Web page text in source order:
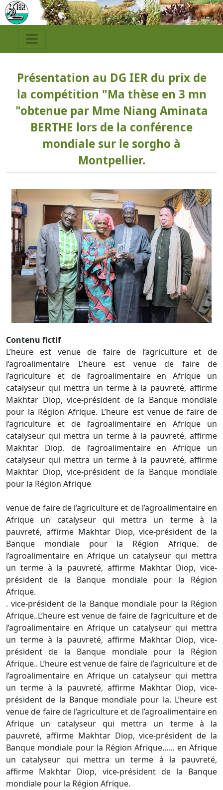
Présentation au DG IER du prix de
la compétition "Ma thèse en 3 mn
"obtenue par Mme Niang Aminata
BERTHE lors de la conférence
mondiale sur le sorgho à
Montpellier.
Contenu fictif
L’heure est venue de faire de l’agriculture et de
l’agroalimentaire L’heure est venue de faire de
l’agriculture et de l’agroalimentaire en Afrique un
catalyseur qui mettra un terme à la pauvreté, affirme
Makhtar Diop, vice-président de la Banque mondiale
pour la Région Afrique. L’heure est venue de faire de
l’agriculture et de l’agroalimentaire en Afrique un
catalyseur qui mettra un terme à la pauvreté, affirme
Makhtar Diop. de l’agroalimentaire en Afrique un
catalyseur qui mettra un terme à la pauvreté, affirme
Makhtar Diop, vice-président de la Banque mondiale
pour la Région Afrique
venue de faire de l’agriculture et de l’agroalimentaire en
Afrique un catalyseur qui mettra un terme à la
pauvreté, affirme Makhtar Diop, vice-président de la
Banque mondiale pour la Région Afrique. de
l’agroalimentaire en Afrique un catalyseur qui mettra
un terme à la pauvreté, affirme Makhtar Diop, vice-
président de la Banque mondiale pour la Région
Afrique.
. vice-président de la Banque mondiale pour la Région
Afrique..L’heure est venue de faire de l’agriculture et de
l’agroalimentaire en Afrique un catalyseur qui mettra
un terme à la pauvreté, affirme Makhtar Diop, vice-
président de la Banque mondiale pour la Région
Afrique.. L’heure est venue de faire de l’agriculture et de
l’agroalimentaire en Afrique un catalyseur qui mettra
un terme à la pauvreté, affirme Makhtar Diop, vice-
président de la Banque mondiale pour la. L’heure est
venue de faire de l’agriculture et de l’agroalimentaire en
Afrique un catalyseur qui mettra un terme à la
pauvreté, affirme Makhtar Diop, vice-président de la
Banque mondiale pour la Région Afrique...... en Afrique
un catalyseur qui mettra un terme à la pauvreté,
affirme Makhtar Diop, vice-président de la Banque
mondiale pour la Région Afrique.